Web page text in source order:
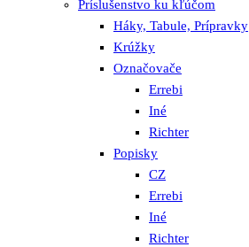
Príslušenstvo ku kľúčom
Háky, Tabule, Prípravky
Krúžky
Označovače
Errebi
Iné
Richter
Popisky
CZ
Errebi
Iné
Richter